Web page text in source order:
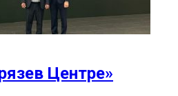
Центре»